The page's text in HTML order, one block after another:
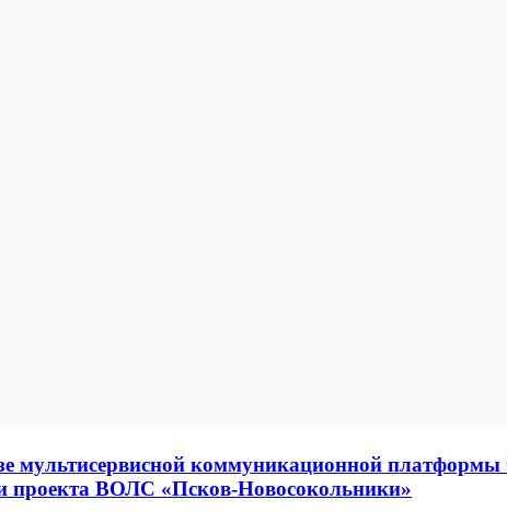
коммуникационной
проекта ВОЛС «Псков-Новосокольники»